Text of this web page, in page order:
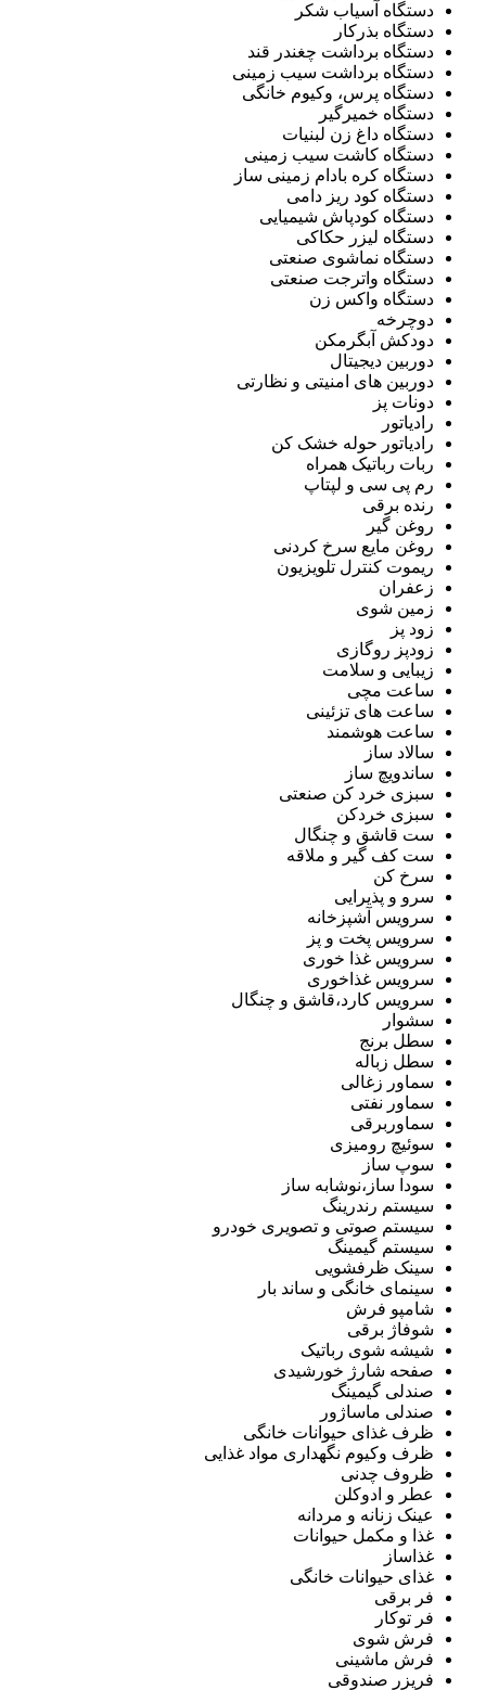
دستگاه آسیاب شکر
دستگاه بذرکار
دستگاه برداشت چغندر قند
دستگاه برداشت سیب زمینی
دستگاه پرس، وکیوم خانگی
دستگاه خمیرگیر
دستگاه داغ زن لبنیات
دستگاه کاشت سیب زمینی
دستگاه کره بادام زمینی ساز
دستگاه کود ریز دامی
دستگاه کودپاش شیمیایی
دستگاه لیزر حکاکی
دستگاه نماشوی صنعتی
دستگاه واترجت صنعتی
دستگاه واکس زن
دوچرخه
دودکش آبگرمکن
دوربین دیجیتال
دوربین های امنیتی و نظارتی
دونات پز
رادیاتور
رادیاتور حوله خشک کن
ربات رباتیک همراه
رم پی سی و لپتاپ
رنده برقی
روغن گیر
روغن مایع سرخ کردنی
ریموت کنترل تلویزیون
زعفران
زمین شوی
زود پز
زودپز روگازی
زیبایی و سلامت
ساعت مچی
ساعت های تزئینی
ساعت هوشمند
سالاد ساز
ساندویچ ساز
سبزی خرد کن صنعتی
سبزی خردکن
ست قاشق و چنگال
ست کف گیر و ملاقه
سرخ کن
سرو و پذیرایی
سرویس آشپزخانه
سرویس پخت و پز
سرویس غذا خوری
سرویس غذاخوری
سرویس کارد،قاشق و چنگال
سشوار
سطل برنج
سطل زباله
سماور زغالی
سماور نفتی
سماوربرقی
سوئیچ رومیزی
سوپ ساز
سودا ساز،نوشابه ساز
سیستم رندرینگ
سیستم صوتی و تصویری خودرو
سیستم گیمینگ
سینک ظرفشویی
سینمای خانگی و ساند بار
شامپو فرش
شوفاژ برقی
شیشه شوی رباتیک
صفحه شارژ خورشیدی
صندلی گیمینگ
صندلی ماساژور
ظرف غذای حیوانات خانگی
ظرف وکیوم نگهداری مواد غذایی
ظروف چدنی
عطر و ادوکلن
عینک زنانه و مردانه
غذا و مکمل حیوانات
غذاساز
غذای حیوانات خانگی
فر برقی
فر توکار
فرش شوی
فرش ماشینی
فریزر صندوقی